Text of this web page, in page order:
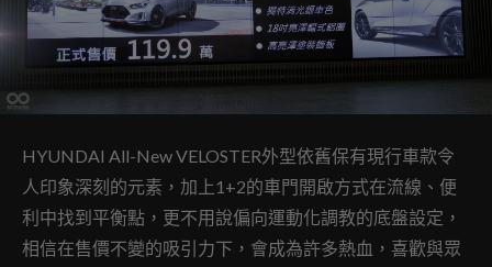
HYUNDAI All-New VELOSTER外型依舊保有現行車款令
人印象深刻的元素，加上1+2的車門開啟方式在流線、便
利中找到平衡點，更不用說偏向運動化調教的底盤設定，
相信在售價不變的吸引力下，會成為許多熱血，喜歡與眾